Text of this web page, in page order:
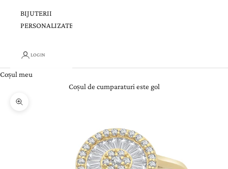
BIJUTERII
PERSONALIZATE
LOGIN
Coșul meu
Coșul de cumparaturi este gol
Zoom